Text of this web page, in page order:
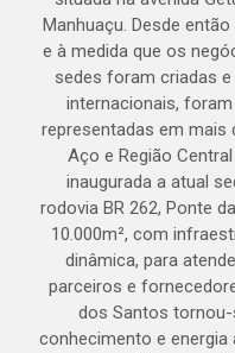
Manhuaçu. Desde
e à medida que os
sedes foram criadas
internacionais,
representadas em mais
Aço e Região
inaugurada a atual
rodovia BR 262, Ponte
10.000m², com
dinâmica, para
parceiros e
dos Santos
conhecimento e